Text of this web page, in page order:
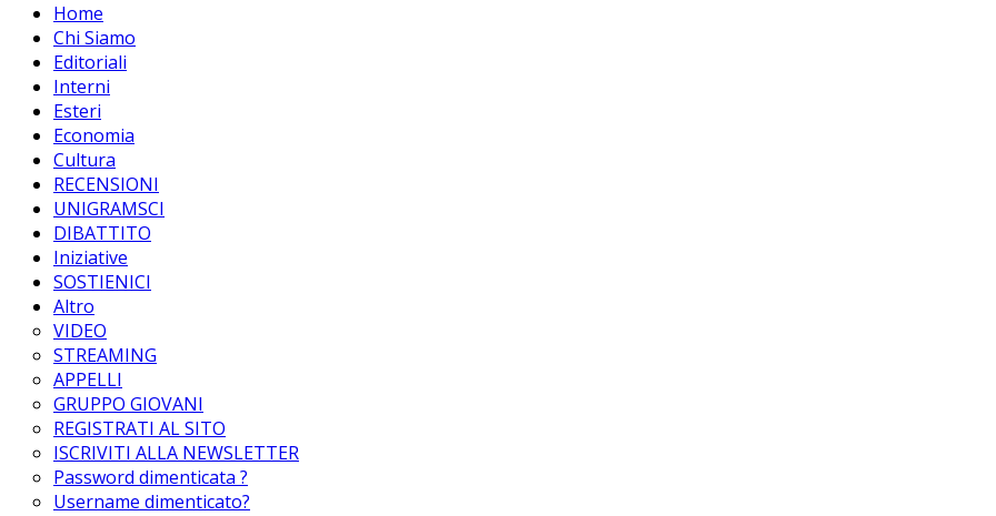
Home
Chi Siamo
Editoriali
Interni
Esteri
Economia
Cultura
RECENSIONI
UNIGRAMSCI
DIBATTITO
Iniziative
SOSTIENICI
Altro
VIDEO
STREAMING
APPELLI
GRUPPO GIOVANI
REGISTRATI AL SITO
ISCRIVITI ALLA NEWSLETTER
Password dimenticata ?
Username dimenticato?